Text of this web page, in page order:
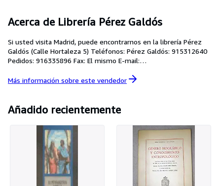
Ayuda
Acerca de Librería Pérez Galdós
Si usted visita Madrid, puede encontrarnos en la librería Pérez
Galdós (Calle Hortaleza 5) Teléfonos: Pérez Galdós: 915312640
Pedidos: 916335896 Fax: El mismo E-mail:
Más información sobre este vendedor
Añadido recientemente